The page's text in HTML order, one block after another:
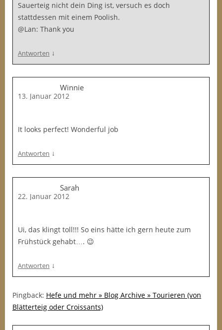
Sauerteig nicht dein Ding ist, versuch es doch
stattdessen mit einem Poolish.
@Lan: Thank you
Antworten ↓
Winnie
13. Januar 2012
It looks perfect! Wonderful job
Antworten ↓
Sarah
22. Januar 2012
Ui, das klingt toll!!! So eins hätte ich gern heute zum
Frühstück gehabt…. 😉
Antworten ↓
Pingback: Hefe und mehr » Blog Archive » Tourieren (von
Blätterteig oder Croissants)